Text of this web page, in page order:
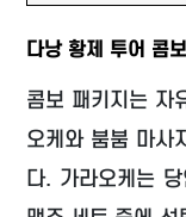
다낭 황제 투어 콤
콤보 패키지는 자
오케와 붐붐 마사
다. 가라오케는